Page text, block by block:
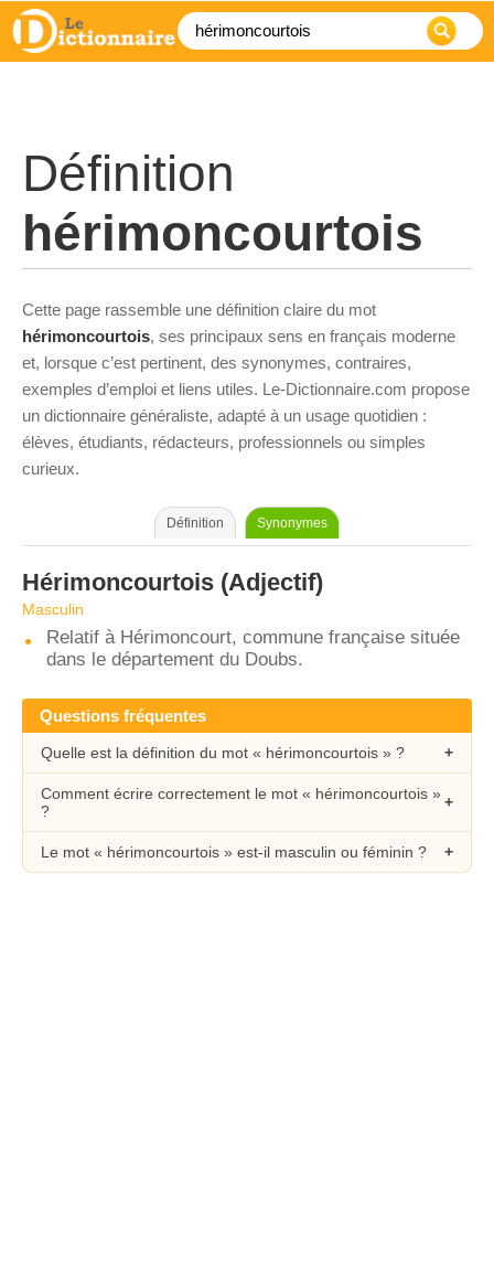
Définition
hérimoncourtois
Cette page rassemble une définition claire du mot
hérimoncourtois, ses principaux sens en français moderne
et, lorsque c’est pertinent, des synonymes, contraires,
exemples d’emploi et liens utiles. Le-Dictionnaire.com propose
un dictionnaire généraliste, adapté à un usage quotidien :
élèves, étudiants, rédacteurs, professionnels ou simples
curieux.
Définition Synonymes
Hérimoncourtois (Adjectif)
Masculin
Relatif à Hérimoncourt, commune française située
dans le département du Doubs.
Questions fréquentes
Quelle est la définition du mot « hérimoncourtois » ?
Comment écrire correctement le mot « hérimoncourtois »
?
Le mot « hérimoncourtois » est-il masculin ou féminin ?